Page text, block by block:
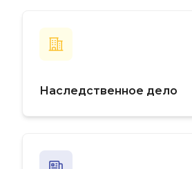
Наследственное дело